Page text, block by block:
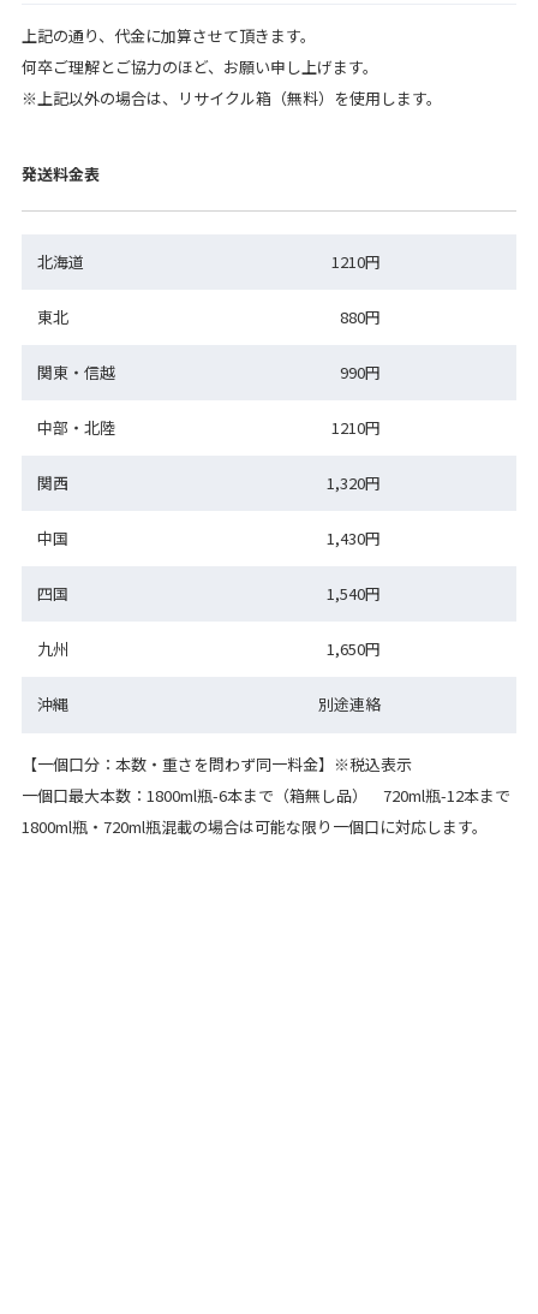
上記の通り、代金に加算させて頂きます。
何卒ご理解とご協力のほど、お願い申し上げます。
※上記以外の場合は、リサイクル箱（無料）を使用します。
発送料金表
北海道 1210円
東北 880円
関東・信越 990円
中部・北陸 1210円
関西 1,320円
中国 1,430円
四国 1,540円
九州 1,650円
沖縄 別途連絡
【一個口分：本数・重さを問わず同一料金】※税込表示
一個口最大本数：1800ml瓶-6本まで（箱無し品） 720ml瓶-12本まで
1800ml瓶・720ml瓶混載の場合は可能な限り一個口に対応します。